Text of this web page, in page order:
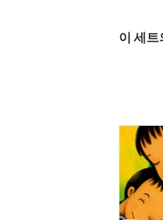
이 세트